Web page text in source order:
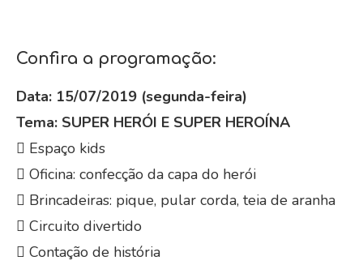
Confira a programação:
Data: 15/07/2019 (segunda-feira)
Tema: SUPER HERÓI E SUPER HEROÍNA
 Espaço kids
 Oficina: confecção da capa do herói
 Brincadeiras: pique, pular corda, teia de aranha
 Circuito divertido
 Contação de história